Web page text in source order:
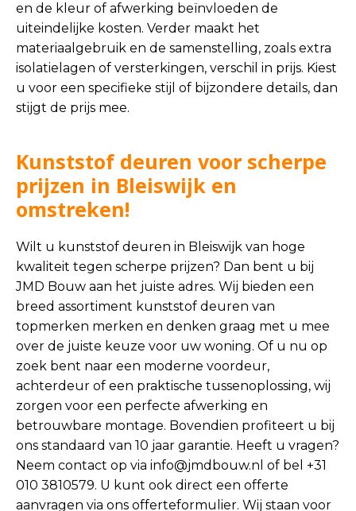
en de kleur of afwerking beïnvloeden de
uiteindelijke kosten. Verder maakt het
materiaalgebruik en de samenstelling, zoals extra
isolatielagen of versterkingen, verschil in prijs. Kiest
u voor een specifieke stijl of bijzondere details, dan
stijgt de prijs mee.
Kunststof deuren voor scherpe
prijzen in Bleiswijk en
omstreken!
Wilt u kunststof deuren in Bleiswijk van hoge
kwaliteit tegen scherpe prijzen? Dan bent u bij
JMD Bouw aan het juiste adres. Wij bieden een
breed assortiment kunststof deuren van
topmerken merken en denken graag met u mee
over de juiste keuze voor uw woning. Of u nu op
zoek bent naar een moderne voordeur,
achterdeur of een praktische tussenoplossing, wij
zorgen voor een perfecte afwerking en
betrouwbare montage. Bovendien profiteert u bij
ons standaard van 10 jaar garantie. Heeft u vragen?
Neem contact op via info@jmdbouw.nl of bel +31
010 3810579. U kunt ook direct een offerte
aanvragen via ons offerteformulier. Wij staan voor